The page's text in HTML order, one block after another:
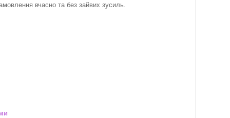
вчасно та без зайвих зусиль.